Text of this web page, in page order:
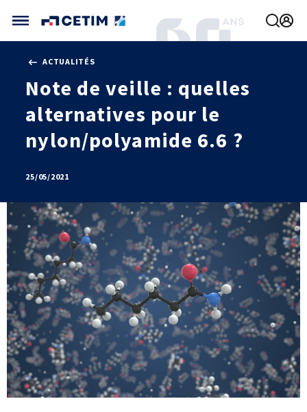
CETIM FRANCE
FRANCE (ACTUEL)
INTERNATIONAL
CETIM ALLEMAGNE
AGENDA
ACTUALITÉS
CETIM INFOS
VIDÉOS
NOUS REJOINDRE
MÉCATHÈQUE, LA BASE DE CONNAISSANCES
Base documentaire
TOUTES NOS SOLUTIONS ET PRESTATIONS
Essais – contrôles – mesures
ACTUALITÉS
Note de veille : quelles
alternatives pour le
nylon/polyamide 6.6 ?
25/05/2021